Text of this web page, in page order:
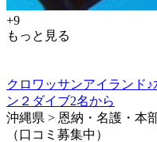
+9
もっと見る
クロワッサンアイランド
ン２ダイブ2名から
沖縄県 > 恩納・名護・本
（口コミ募集中）